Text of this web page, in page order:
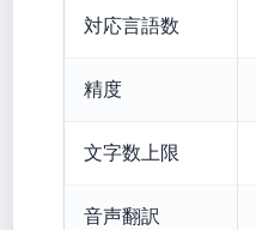
対応言語数
精度
文字数上限
音声翻訳